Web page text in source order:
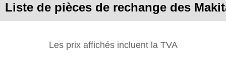
Liste de pièces de rechange des
Les prix affichés incluent la TVA